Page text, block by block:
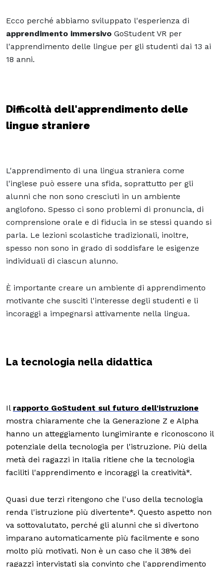
Ecco perché abbiamo sviluppato l'esperienza di
apprendimento immersivo GoStudent VR per
l'apprendimento delle lingue per gli studenti dai 13 ai
18 anni.
Difficoltà dell'apprendimento delle
lingue straniere
L'apprendimento di una lingua straniera come
l'inglese può essere una sfida, soprattutto per gli
alunni che non sono cresciuti in un ambiente
anglofono. Spesso ci sono problemi di pronuncia, di
comprensione orale e di fiducia in se stessi quando si
parla. Le lezioni scolastiche tradizionali, inoltre,
spesso non sono in grado di soddisfare le esigenze
individuali di ciascun alunno.
È importante creare un ambiente di apprendimento
motivante che susciti l'interesse degli studenti e li
incoraggi a impegnarsi attivamente nella lingua.
La tecnologia nella didattica
Il rapporto GoStudent sul futuro dell'istruzione
mostra chiaramente che la Generazione Z e Alpha
hanno un atteggiamento lungimirante e riconoscono il
potenziale della tecnologia per l'istruzione. Più della
metà dei ragazzi in Italia ritiene che la tecnologia
faciliti l'apprendimento e incoraggi la creatività*.
Quasi due terzi ritengono che l'uso della tecnologia
renda l'istruzione più divertente*. Questo aspetto non
va sottovalutato, perché gli alunni che si divertono
imparano automaticamente più facilmente e sono
molto più motivati. Non è un caso che il 38% dei
ragazzi intervistati sia convinto che l'apprendimento